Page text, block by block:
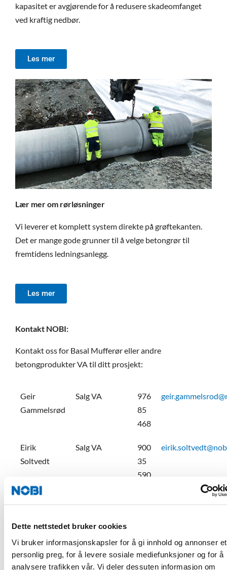
Dette nettstedet bruker cookies
Vi bruker informasjonskapsler for å gi innhold og annonser et
personlig preg, for å levere sosiale mediefunksjoner og for å
analysere trafikken vår. Vi deler dessuten informasjon om
kapasitet er avgjørende for å redusere skadeomfanget
ved kraftig nedbør.
Les mer
Lær mer om rørløsninger
Vi leverer et komplett system direkte på grøftekanten.
Det er mange gode grunner til å velge betongrør til
fremtidens ledningsanlegg.
Les mer
Kontakt NOBI:
Kontakt oss for Basal Mufferør eller andre
betongprodukter VA til ditt prosjekt:
Geir
Gammelsrød
Salg VA
976
85
468
Eirik
Soltvedt
Salg VA
900
35
590
Ole Gloppen
Sivertsen
Avd.leder
Voss, Salg VA
992